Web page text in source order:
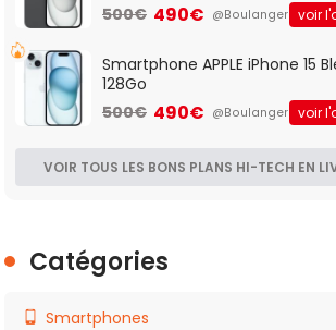
500€ 490€ @Boulanger voir
Smartphone APPLE iPhone 15
128Go
500€ 490€ @Boulanger voir
VOIR TOUS LES BONS PLANS HI-TECH EN
Catégories
Smartphones